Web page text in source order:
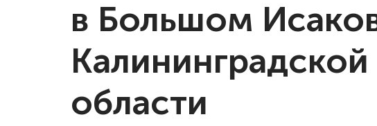
в Большом
Калининградской
области